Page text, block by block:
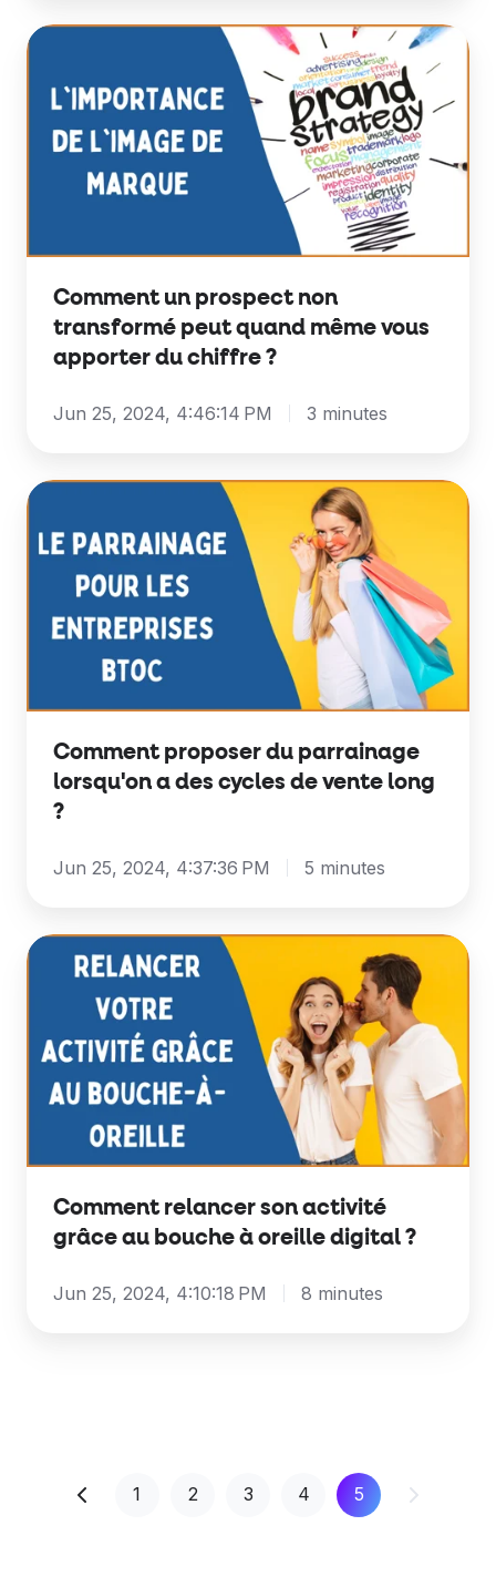
?Comment
prospect
non
même
vous
apporter
Comment un prospect non
transformé peut quand même vous
apporter du chiffre ?
Jun 25, 2024, 4:46:14 PM 3 minutes
Comment
proposer
du
parrainage
lorsqu'on
cycles
vente
long
Comment proposer du parrainage
lorsqu'on a des cycles de vente long
?
Jun 25, 2024, 4:37:36 PM 5 minutes
Comment
relancer
activité
bouche
à
oreille
digital
Comment relancer son activité
grâce au bouche à oreille digital ?
Jun 25, 2024, 4:10:18 PM 8 minutes
1 2 3 4 5